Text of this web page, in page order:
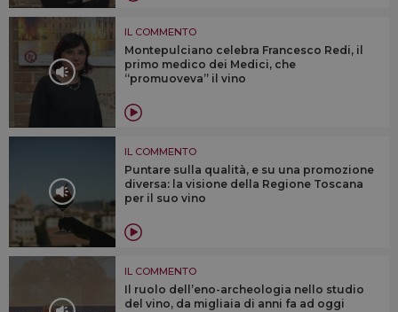
IL COMMENTO
Montepulciano celebra Francesco Redi, il
primo medico dei Medici, che
“promuoveva” il vino
IL COMMENTO
Puntare sulla qualità, e su una promozione
diversa: la visione della Regione Toscana
per il suo vino
IL COMMENTO
Il ruolo dell’eno-archeologia nello studio
del vino, da migliaia di anni fa ad oggi